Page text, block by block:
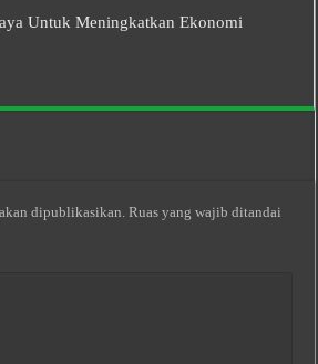
Untuk Meningkatkan Ekonomi
dipublikasikan. Ruas yang wajib ditandai